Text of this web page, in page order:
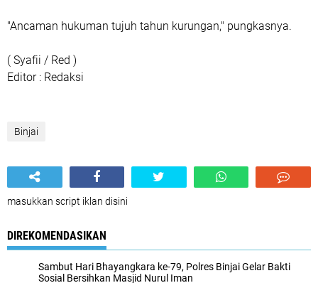
"Ancaman hukuman tujuh tahun kurungan," pungkasnya.
( Syafii / Red )
Editor : Redaksi
Binjai
masukkan script iklan disini
DIREKOMENDASIKAN
Sambut Hari Bhayangkara ke-79, Polres Binjai Gelar Bakti
Sosial Bersihkan Masjid Nurul Iman